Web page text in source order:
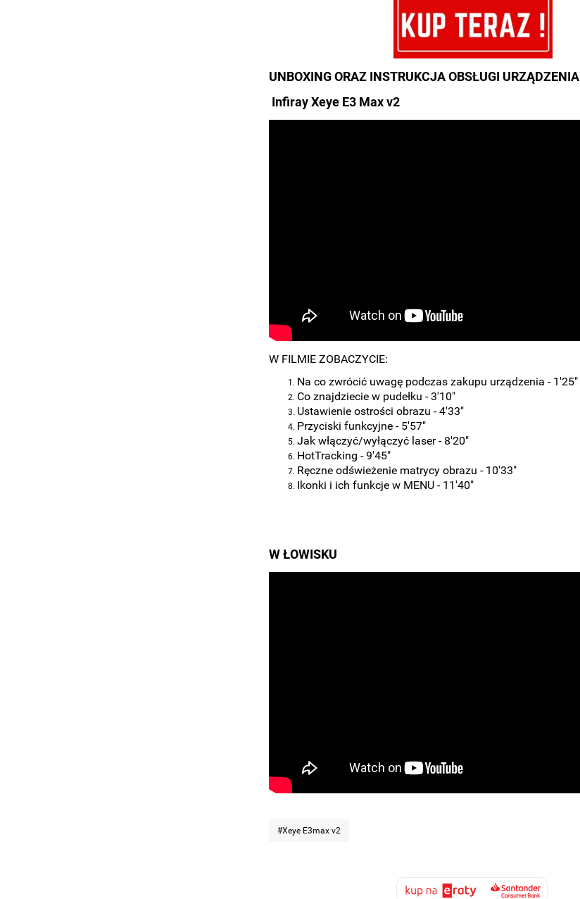
UNBOXING ORAZ INSTRUKCJA OBSŁUGI URZĄDZENIA
Infiray Xeye E3 Max v2
W FILMIE ZOBACZYCIE:
Na co zwrócić uwagę podczas zakupu urządzenia - 1'25"
Co znajdziecie w pudełku - 3'10"
Ustawienie ostrości obrazu - 4'33"
Przyciski funkcyjne - 5'57"
Jak włączyć/wyłączyć laser - 8'20"
HotTracking - 9'45"
Ręczne odświeżenie matrycy obrazu - 10'33"
Ikonki i ich funkcje w MENU - 11'40"
W ŁOWISKU
#Xeye E3max v2